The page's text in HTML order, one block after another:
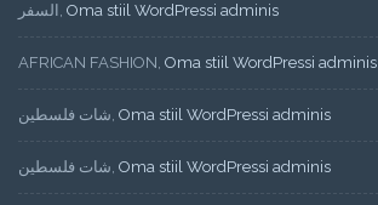
السفر , Oma stiil WordPressi adminis
AFRICAN FASHION, Oma stiil WordPressi adminis
شات فلسطين, Oma stiil WordPressi adminis
شات فلسطين, Oma stiil WordPressi adminis